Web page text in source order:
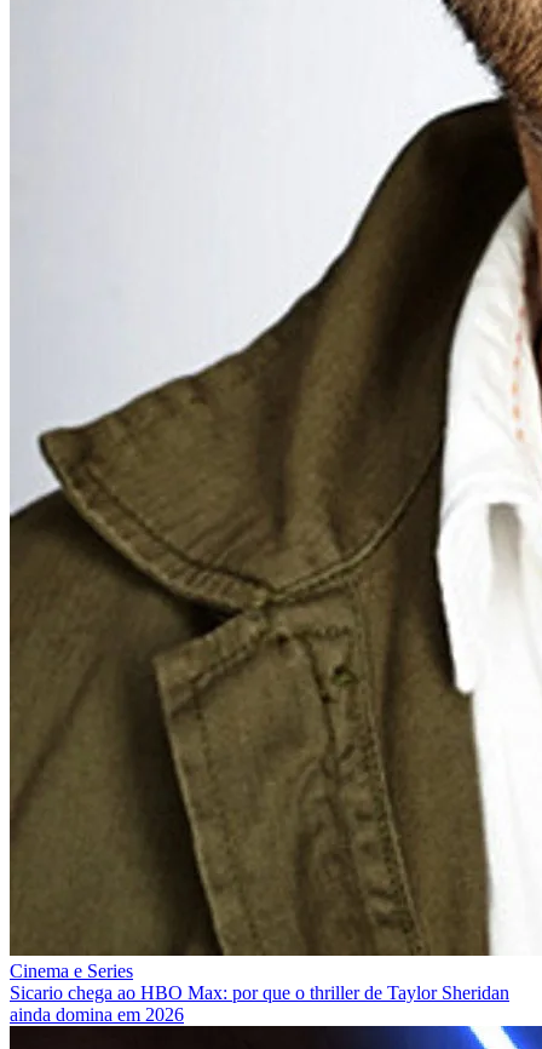
Cinema e Series
Sicario chega ao HBO Max: por que o thriller de Taylor Sheridan
ainda domina em 2026